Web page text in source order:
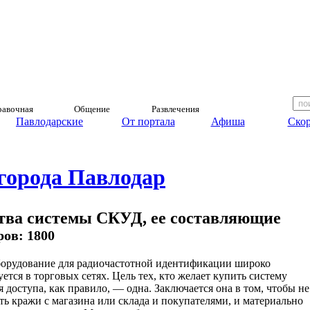
Общение Развлечения
Павлодарские От портала Афиша
Павлодар
системы СКУД, ее составляющие
1800
для радиочастотной идентификации широко
в торговых сетях. Цель тех, кто желает купить систему
доступа, как правило, — одна. Заключается она в том, чтобы не
кражи с магазина или склада и покупателями, и материально